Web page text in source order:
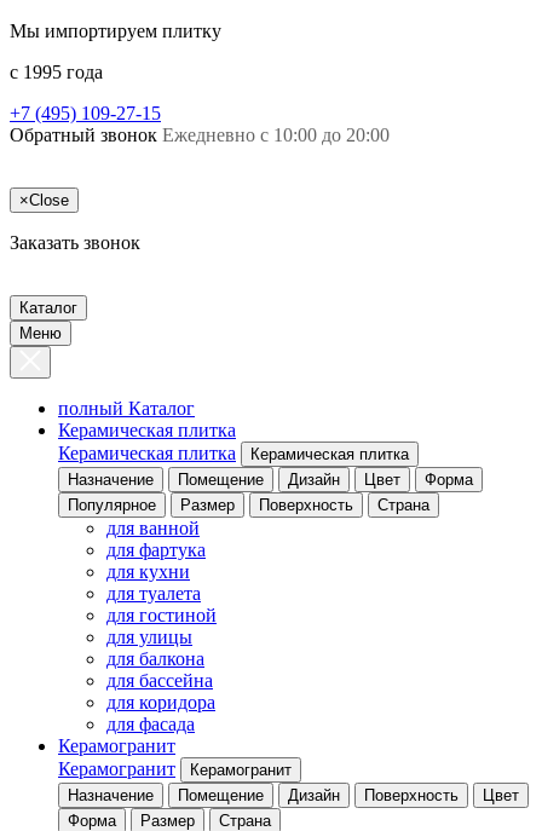
Мы импортируем плитку
c 1995 года
+7 (495) 109-27-15
Обратный звонок Ежедневно с 10:00 до 20:00
×Close
Заказать звонок
Каталог
Меню
полный Каталог
Керамическая плитка
Керамическая плитка
Керамическая плитка
Назначение
Помещение Дизайн Цвет
Форма
Популярное
Размер Поверхность Страна
для ванной
для фартука
для кухни
для туалета
для гостиной
для улицы
для балкона
для бассейна
для коридора
для фасада
Керамогранит
Керамогранит
Керамогранит
Назначение
Помещение Дизайн Поверхность
Цвет
Форма
Размер Страна